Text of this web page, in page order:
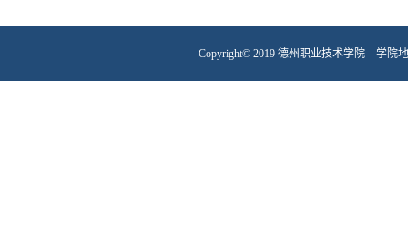
Copyright© 2019 德州职业技术学院 学院